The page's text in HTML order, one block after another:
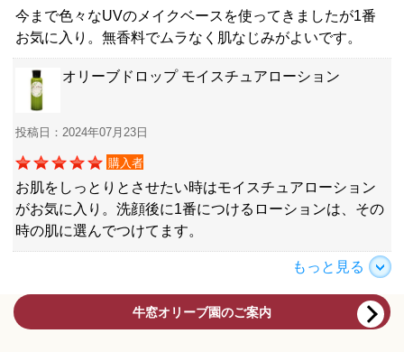
今まで色々なUVのメイクベースを使ってきましたが1番
お気に入り。無香料でムラなく肌なじみがよいです。
オリーブドロップ モイスチュアローション
投稿日：2024年07月23日
購入者
お肌をしっとりとさせたい時はモイスチュアローション
がお気に入り。洗顔後に1番につけるローションは、その
時の肌に選んでつけてます。
もっと見る
牛窓オリーブ園のご案内